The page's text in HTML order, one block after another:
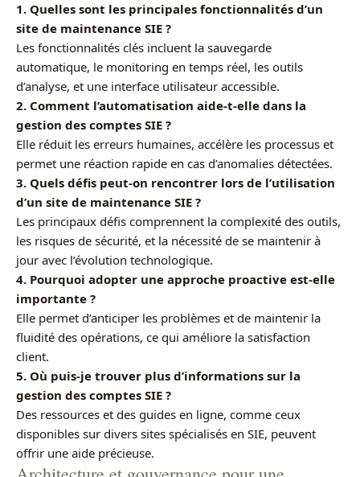
1. Quelles sont les principales fonctionnalités d’un
site de maintenance SIE ?
Les fonctionnalités clés incluent la sauvegarde
automatique, le monitoring en temps réel, les outils
d’analyse, et une interface utilisateur accessible.
2. Comment l’automatisation aide-t-elle dans la
gestion des comptes SIE ?
Elle réduit les erreurs humaines, accélère les processus et
permet une réaction rapide en cas d’anomalies détectées.
3. Quels défis peut-on rencontrer lors de l’utilisation
d’un site de maintenance SIE ?
Les principaux défis comprennent la complexité des outils,
les risques de sécurité, et la nécessité de se maintenir à
jour avec l’évolution technologique.
4. Pourquoi adopter une approche proactive est-elle
importante ?
Elle permet d’anticiper les problèmes et de maintenir la
fluidité des opérations, ce qui améliore la satisfaction
client.
5. Où puis-je trouver plus d’informations sur la
gestion des comptes SIE ?
Des ressources et des guides en ligne, comme ceux
disponibles sur divers sites spécialisés en SIE, peuvent
offrir une aide précieuse.